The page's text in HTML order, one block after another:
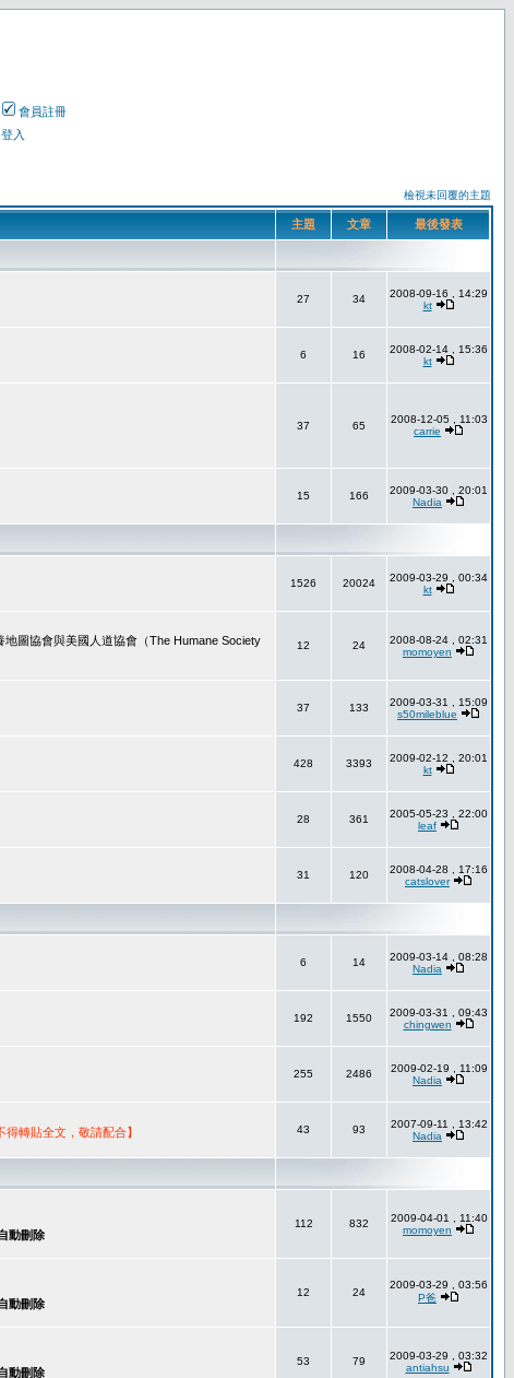
會員註冊
登入
檢視未回覆的主題
主題 文章 最後發表
27 34
2008-09-16 , 14:29
kt
6 16
2008-02-14 , 15:36
kt
37 65
2008-12-05 , 11:03
carrie
15 166
2009-03-30 , 20:01
Nadia
1526 20024
2009-03-29 , 00:34
kt
圖協會與美國人道協會（The Humane Society
12 24
2008-08-24 , 02:31
momoyen
37 133
2009-03-31 , 15:09
s50mileblue
428 3393
2009-02-12 , 20:01
kt
28 361
2005-05-23 , 22:00
leaf
31 120
2008-04-28 , 17:16
catslover
6 14
2009-03-14 , 08:28
Nadia
192 1550
2009-03-31 , 09:43
chingwen
255 2486
2009-02-19 , 11:09
Nadia
轉貼全文，敬請配合】 43 93
2007-09-11 , 13:42
Nadia
112 832
2009-04-01 , 11:40
momoyen
12 24
2009-03-29 , 03:56
P爸
53 79
2009-03-29 , 03:32
antiahsu